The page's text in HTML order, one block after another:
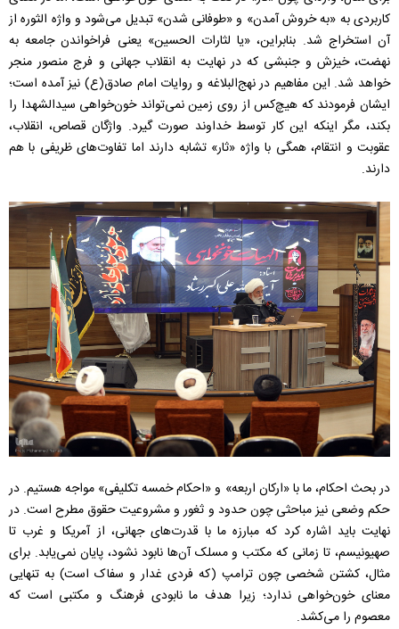
کاربردی به «به خروش آمدن» و «طوفانی شدن» تبدیل می‌شود و واژه الثوره از
آن استخراج شد. بنابراین، «یا لثارات الحسین» یعنی فراخواندن جامعه به
نهضت، خیزش و جنبشی که در نهایت به انقلاب جهانی و فرج منصور منجر
خواهد شد. این مفاهیم در نهج‌البلاغه و روایات امام صادق(ع) نیز آمده است؛
ایشان فرمودند که هیچ‌کس از روی زمین نمی‌تواند خون‌خواهی سیدالشهدا را
بکند، مگر اینکه این کار توسط خداوند صورت گیرد. واژگان قصاص، انقلاب،
عقوبت و انتقام، همگی با واژه «ثار» تشابه دارند اما تفاوت‌های ظریفی با هم
دارند.
در بحث احکام، ما با «ارکان اربعه» و «احکام خمسه تکلیفی» مواجه هستیم. در
حکم وضعی نیز مباحثی چون حدود و ثغور و مشروعیت حقوق مطرح است. در
نهایت باید اشاره کرد که مبارزه ما با قدرت‌های جهانی، از آمریکا و غرب تا
صهیونیسم، تا زمانی که مکتب و مسلک آن‌ها نابود نشود، پایان نمی‌یابد. برای
مثال، کشتن شخصی چون ترامپ (که فردی غدار و سفاک است) به تنهایی
معنای خون‌خواهی ندارد؛ زیرا هدف ما نابودی فرهنگ و مکتبی است که
معصوم را می‌کشد.